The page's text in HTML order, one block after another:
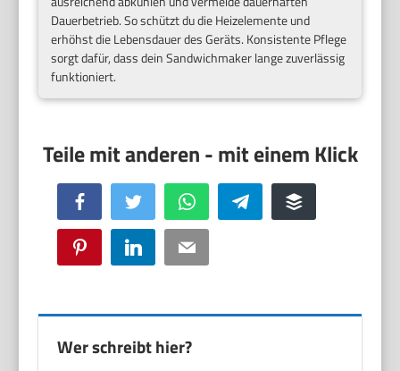
Dauerbetrieb. So schützt du die Heizelemente und
erhöhst die Lebensdauer des Geräts. Konsistente Pflege
sorgt dafür, dass dein Sandwichmaker lange zuverlässig
funktioniert.
Facebook Twitter WhatsApp Telegram Buffer
Pinterest LinkedIn Email
Wer schreibt hier?